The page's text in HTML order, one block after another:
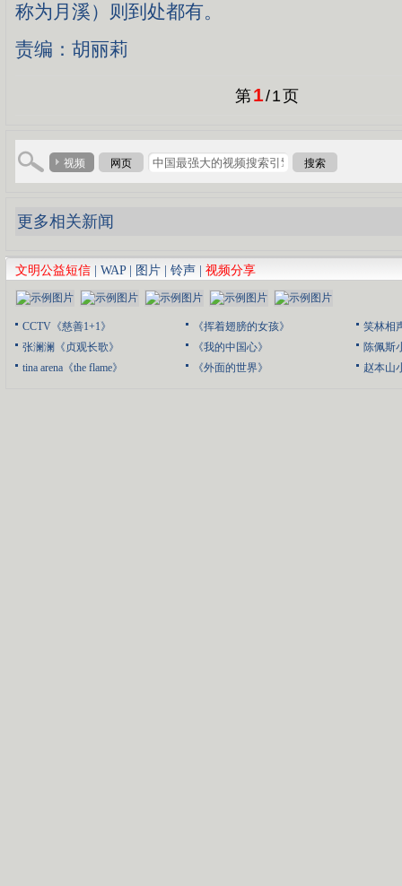
称为月溪）则到处都有。
责编：胡丽莉
第1/1页
视频 网页 搜索
更多相关新闻
文明公益短信 | WAP| 图片 | 铃声 | 视频分享
CCTV《慈善1+1》
张澜澜《贞观长歌》
tina arena《the flame》
《挥着翅膀的女孩》
《我的中国心》
《外面的世界》
笑林相
陈佩斯
赵本山